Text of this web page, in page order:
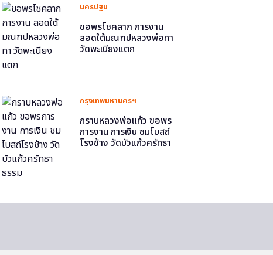
นครปฐม
ขอพรโชคลาภ การงาน
ลอดใต้มณฑปหลวงพ่อทา
วัดพะเนียงแตก
กรุงเทพมหานครฯ
กราบหลวงพ่อแก้ว ขอพร
การงาน การเงิน ชมโบสถ์
โรงช้าง วัดบัวแก้วศรัทธา